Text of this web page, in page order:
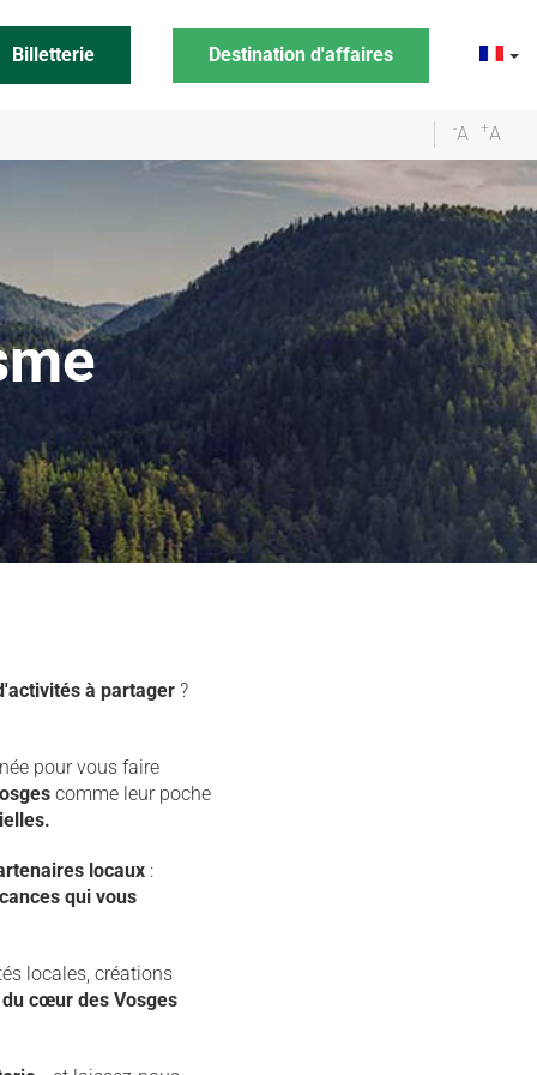
Billetterie Destination d'affaires
-A +A
à partager ?
pour vous faire
comme leur poche
locaux :
qui vous
locales, créations
cœur des Vosges